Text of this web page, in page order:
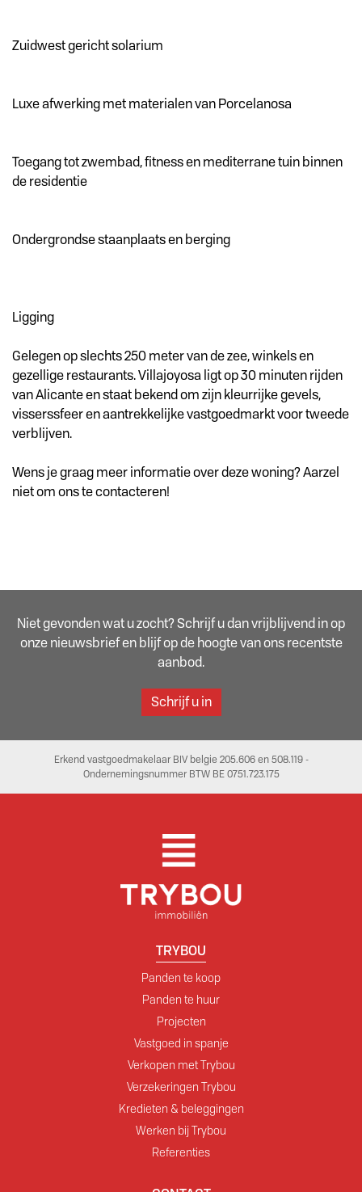
Zuidwest gericht solarium
Luxe afwerking met materialen van Porcelanosa
Toegang tot zwembad, fitness en mediterrane tuin binnen
de residentie
Ondergrondse staanplaats en berging
Ligging
Gelegen op slechts 250 meter van de zee, winkels en
gezellige restaurants. Villajoyosa ligt op 30 minuten rijden
van Alicante en staat bekend om zijn kleurrijke gevels,
visserssfeer en aantrekkelijke vastgoedmarkt voor tweede
verblijven.
Wens je graag meer informatie over deze woning? Aarzel
niet om ons te contacteren!
Niet gevonden wat u zocht? Schrijf u dan vrijblijvend in op
onze nieuwsbrief en blijf op de hoogte van ons recentste
aanbod.
Schrijf u in
Erkend vastgoedmakelaar BIV belgie 205.606 en 508.119 -
Ondernemingsnummer BTW BE 0751.723.175
TRYBOU
Panden te koop
Panden te huur
Projecten
Vastgoed in spanje
Verkopen met Trybou
Verzekeringen Trybou
Kredieten & beleggingen
Werken bij Trybou
Referenties